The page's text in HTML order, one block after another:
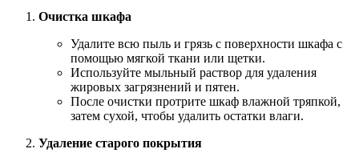
Очистка шкафа
Удалите всю пыль и грязь с поверхности шкафа с
помощью мягкой ткани или щетки.
Используйте мыльный раствор для удаления
жировых загрязнений и пятен.
После очистки протрите шкаф влажной тряпкой,
затем сухой, чтобы удалить остатки влаги.
Удаление старого покрытия